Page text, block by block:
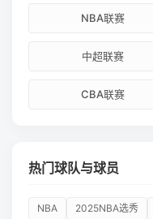
NBA联赛
中超联赛
CBA联赛
热门球队与球员
NBA 2025NBA选秀